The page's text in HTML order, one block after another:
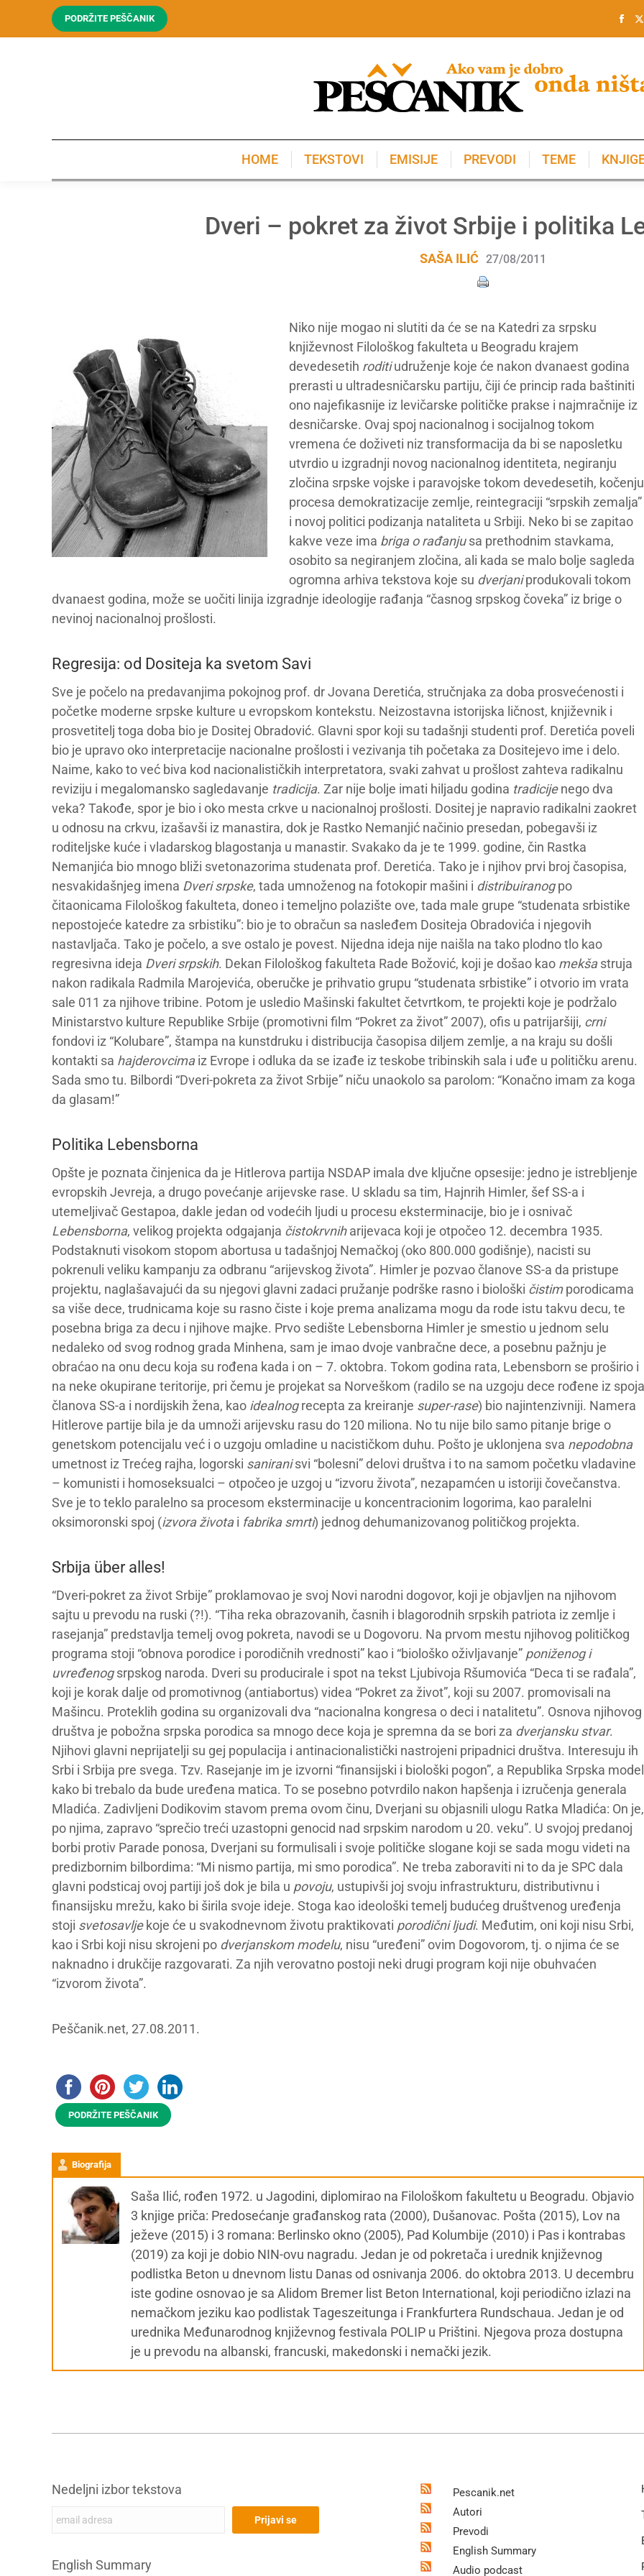
PODRŽITE PEŠČANIK
HOME TEKSTOVI EMISIJE PREVODI TEME
Dveri – pokret za život Srbije i politika
SAŠA ILIĆ 27/08/2011
Niko nije mogao ni slutiti da će se na Katedri za srpsku
književnost Filološkog fakulteta u Beogradu krajem
devedesetih roditiudruženje koje će nakon dvanaest godina
prerasti u ultradesničarsku partiju, čiji će princip rada baštiniti
ono najefikasnije iz levičarske političke prakse i najmračnije iz
desničarske. Ovaj spoj nacionalnog i socijalnog tokom
vremena će doživeti niz transformacija da bi se naposletku
utvrdio u izgradnji novog nacionalnog identiteta, negiranju
zločina srpske vojske i paravojske tokom devedesetih, kočenju
procesa demokratizacije zemlje, reintegraciji “srpskih zemalja”
i novoj politici podizanja nataliteta u Srbiji. Neko bi se zapitao
kakve veze ima briga o rađanjusa prethodnim stavkama,
osobito sa negiranjem zločina, ali kada se malo bolje sagleda
ogromna arhiva tekstova koje su dverjaniprodukovali tokom
dvanaest godina, može se uočiti linija izgradnje ideologije rađanja “časnog srpskog čoveka” iz brige o
nevinoj nacionalnoj prošlosti.
Regresija: od Dositeja ka svetom Savi
Sve je počelo na predavanjima pokojnog prof. dr Jovana Deretića, stručnjaka za doba prosvećenosti i
početke moderne srpske kulture u evropskom kontekstu. Neizostavna istorijska ličnost, književnik i
prosvetitelj toga doba bio je Dositej Obradović. Glavni spor koji su tadašnji studenti prof. Deretića poveli
bio je upravo oko interpretacije nacionalne prošlosti i vezivanja tih početaka za Dositejevo ime i delo.
Naime, kako to već biva kod nacionalističkih interpretatora, svaki zahvat u prošlost zahteva radikalnu
reviziju i megalomansko sagledavanje tradicija. Zar nije bolje imati hiljadu godina tradicijenego dva
veka? Takođe, spor je bio i oko mesta crkve u nacionalnoj prošlosti. Dositej je napravio radikalni zaokret
u odnosu na crkvu, izašavši iz manastira, dok je Rastko Nemanjić načinio presedan, pobegavši iz
roditeljske kuće i vladarskog blagostanja u manastir. Svakako da je te 1999. godine, čin Rastka
Nemanjića bio mnogo bliži svetonazorima studenata prof. Deretića. Tako je i njihov prvi broj časopisa,
nesvakidašnjeg imena Dveri srpske, tada umnoženog na fotokopir mašini i distribuiranogpo
čitaonicama Filološkog fakulteta, doneo i temeljno polazište ove, tada male grupe “studenata srbistike
nepostojeće katedre za srbistiku”: bio je to obračun sa nasleđem Dositeja Obradovića i njegovih
nastavljača. Tako je počelo, a sve ostalo je povest. Nijedna ideja nije naišla na tako plodno tlo kao
regresivna ideja Dveri srpskih. Dekan Filološkog fakulteta Rade Božović, koji je došao kao mekšastruja
nakon radikala Radmila Marojevića, oberučke je prihvatio grupu “studenata srbistike” i otvorio im vrata
sale 011 za njihove tribine. Potom je usledio Mašinski fakultet četvrtkom, te projekti koje je podržalo
Ministarstvo kulture Republike Srbije (promotivni film “Pokret za život” 2007), ofis u patrijaršiji, crni
fondovi iz “Kolubare”, štampa na kunstdruku i distribucija časopisa diljem zemlje, a na kraju su došli
kontakti sa hajderovcimaiz Evrope i odluka da se izađe iz teskobe tribinskih sala i uđe u političku arenu.
Sada smo tu. Bilbordi “Dveri-pokreta za život Srbije” niču unaokolo sa parolom: “Konačno imam za koga
da glasam!”
Politika Lebensborna
Opšte je poznata činjenica da je Hitlerova partija NSDAP imala dve ključne opsesije: jedno je istrebljenje
evropskih Jevreja, a drugo povećanje arijevske rase. U skladu sa tim, Hajnrih Himler, šef SS-a i
utemeljivač Gestapoa, dakle jedan od vodećih ljudi u procesu eksterminacije, bio je i osnivač
Lebensborna, velikog projekta odgajanja čistokrvniharijevaca koji je otpočeo 12. decembra 1935.
Podstaknuti visokom stopom abortusa u tadašnjoj Nemačkoj (oko 800.000 godišnje), nacisti su
pokrenuli veliku kampanju za odbranu “arijevskog života”. Himler je pozvao članove SS-a da pristupe
projektu, naglašavajući da su njegovi glavni zadaci pružanje podrške rasno i biološki čistimporodicama
sa više dece, trudnicama koje su rasno čiste i koje prema analizama mogu da rode istu takvu decu, te
posebna briga za decu i njihove majke. Prvo sedište Lebensborna Himler je smestio u jednom selu
nedaleko od svog rodnog grada Minhena, sam je imao dvoje vanbračne dece, a posebnu pažnju je
obraćao na onu decu koja su rođena kada i on – 7. oktobra. Tokom godina rata, Lebensborn se proširio i
na neke okupirane teritorije, pri čemu je projekat sa Norveškom (radilo se na uzgoju dece rođene iz spoja
članova SS-a i nordijskih žena, kao idealnogrecepta za kreiranje super-rase) bio najintenzivniji. Namera
Hitlerove partije bila je da umnoži arijevsku rasu do 120 miliona. No tu nije bilo samo pitanje brige o
genetskom potencijalu već i o uzgoju omladine u nacističkom duhu. Pošto je uklonjena sva nepodobna
umetnost iz Trećeg rajha, logorski saniranisvi “bolesni” delovi društva i to na samom početku vladavine
– komunisti i homoseksualci – otpočeo je uzgoj u “izvoru života”, nezapamćen u istoriji čovečanstva.
Sve je to teklo paralelno sa procesom eksterminacije u koncentracionim logorima, kao paralelni
oksimoronski spoj (izvora životai fabrika smrti) jednog dehumanizovanog političkog projekta.
Srbija über alles!
“Dveri-pokret za život Srbije” proklamovao je svoj Novi narodni dogovor, koji je objavljen na njihovom
sajtu u prevodu na ruski (?!). “Tiha reka obrazovanih, časnih i blagorodnih srpskih patriota iz zemlje i
rasejanja” predstavlja temelj ovog pokreta, navodi se u Dogovoru. Na prvom mestu njihovog političkog
programa stoji “obnova porodice i porodičnih vrednosti” kao i “biološko oživljavanje” poniženog i
uvređenogsrpskog naroda. Dveri su producirale i spot na tekst Ljubivoja Ršumovića “Deca ti se rađala”,
koji je korak dalje od promotivnog (antiabortus) videa “Pokret za život”, koji su 2007. promovisali na
Mašincu. Proteklih godina su organizovali dva “nacionalna kongresa o deci i natalitetu”. Osnova njihovog
društva je pobožna srpska porodica sa mnogo dece koja je spremna da se bori za dverjansku stvar.
Njihovi glavni neprijatelji su gej populacija i antinacionalistički nastrojeni pripadnici društva. Interesuju ih
Srbi i Srbija pre svega. Tzv. Rasejanje im je izvorni “finansijski i biološki pogon”, a Republika Srpska model
kako bi trebalo da bude uređena matica. To se posebno potvrdilo nakon hapšenja i izručenja generala
Mladića. Zadivljeni Dodikovim stavom prema ovom činu, Dverjani su objasnili ulogu Ratka Mladića: On je,
po njima, zapravo “sprečio treći uzastopni genocid nad srpskim narodom u 20. veku”. U svojoj predanoj
borbi protiv Parade ponosa, Dverjani su formulisali i svoje političke slogane koji se sada mogu videti na
predizbornim bilbordima: “Mi nismo partija, mi smo porodica”. Ne treba zaboraviti ni to da je SPC dala
glavni podsticaj ovoj partiji još dok je bila u povoju, ustupivši joj svoju infrastrukturu, distributivnu i
finansijsku mrežu, kako bi širila svoje ideje. Stoga kao ideološki temelj budućeg društvenog uređenja
stoji svetosavljekoje će u svakodnevnom životu praktikovati porodični ljudi. Međutim, oni koji nisu Srbi,
kao i Srbi koji nisu skrojeni po dverjanskommodelu, nisu “uređeni” ovim Dogovorom, tj. o njima će se
naknadno i drukčije razgovarati. Za njih verovatno postoji neki drugi program koji nije obuhvaćen
“izvorom života”.
Peščanik.net, 27.08.2011.
PODRŽITE PEŠČANIK
Biografija
Saša Ilić, rođen 1972. u Jagodini, diplomirao na Filološkom fakultetu u Beogradu. Objavio
3 knjige priča: Predosećanje građanskog rata (2000), Dušanovac. Pošta (2015), Lov na
ježeve (2015) i 3 romana: Berlinsko okno (2005), Pad Kolumbije (2010) i Pas i kontrabas
(2019) za koji je dobio NIN-ovu nagradu. Jedan je od pokretača i urednik književnog
podlistka Beton u dnevnom listu Danas od osnivanja 2006. do oktobra 2013. U decembru
iste godine osnovao je sa Alidom Bremer list Beton International, koji periodično izlazi na
nemačkom jeziku kao podlistak Tageszeitunga i Frankfurtera Rundschaua. Jedan je od
urednika Međunarodnog književnog festivala POLIP u Prištini. Njegova proza dostupna
je u prevodu na albanski, francuski, makedonski i nemački jezik.
Nedeljni izbor tekstova
English Summary
Pescanik.net
Autori
Prevodi
English Summary
Audio podcast